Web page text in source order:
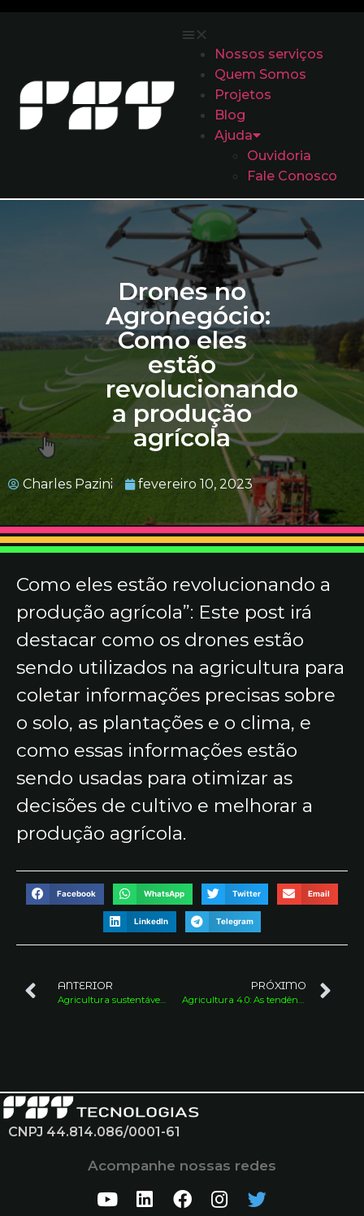
Nossos serviços
Quem Somos
Projetos
Blog
Ajuda
Ouvidoria
Fale Conosco
Drones no
Agronegócio:
Como eles
estão
revolucionando
a produção
agrícola
Charles Pazini fevereiro 10, 2023
Como eles estão revolucionando a
produção agrícola”: Este post irá
destacar como os drones estão
sendo utilizados na agricultura para
coletar informações precisas sobre
o solo, as plantações e o clima, e
como essas informações estão
sendo usadas para otimizar as
decisões de cultivo e melhorar a
produção agrícola.
Facebook WhatsApp Twitter Email
LinkedIn Telegram
ANTERIOR
Agricultura sustentável: preservando o meio ambiente e assegurando a segurança alimentar
PRÓXIMO
Agricultura 4.0: As tendências tecnológicas mais quentes no agronegócio
CNPJ 44.814.086/0001-61
Acompanhe nossas redes